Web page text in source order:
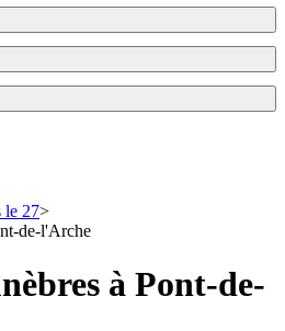
le 27
de-l'Arche
à Pont-de-